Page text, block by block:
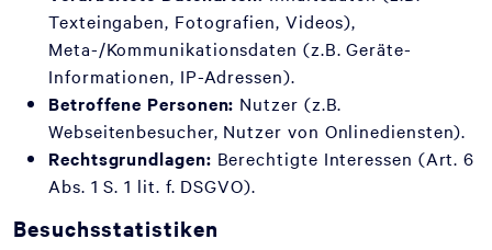
Texteingaben, Fotografien, Videos),
Meta-/Kommunikationsdaten (z.B. Geräte-
Informationen, IP-Adressen).
Betroffene Personen: Nutzer (z.B.
Webseitenbesucher, Nutzer von Onlinediensten).
Rechtsgrundlagen: Berechtigte Interessen (Art. 6
Abs. 1 S. 1 lit. f. DSGVO).
Besuchsstatistiken